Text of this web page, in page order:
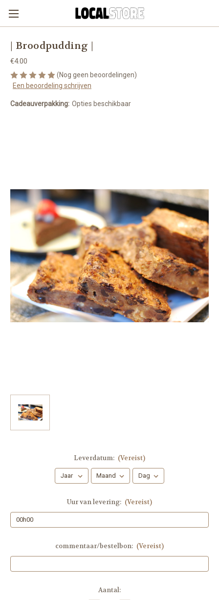
| Broodpudding |
€4.00
(Nog geen beoordelingen)
Een beoordeling schrijven
Cadeauverpakking: Opties beschikbaar
Leverdatum: (Vereist)
Uur van levering: (Vereist)
commentaar/bestelbon: (Vereist)
Aantal: